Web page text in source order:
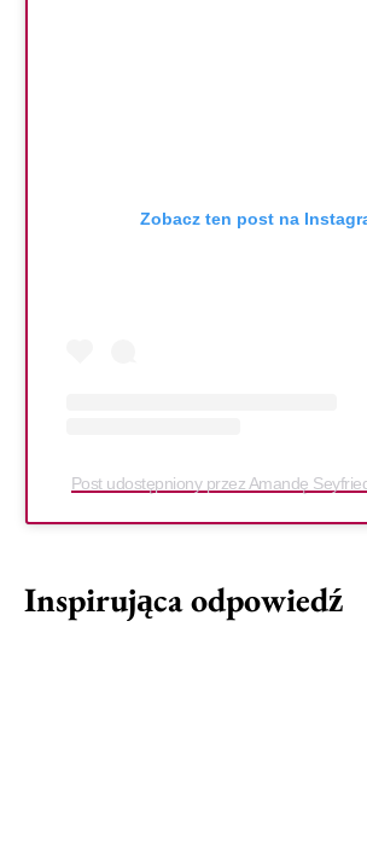
Zobacz ten post na
Post udostępniony przez Amandę
Inspirująca odpowiedź